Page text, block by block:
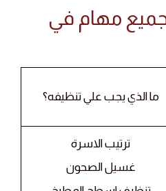
مهام في
ما الذي يجب علي تنظيفه؟
ترتيب الاسرة
غسيل الصحون